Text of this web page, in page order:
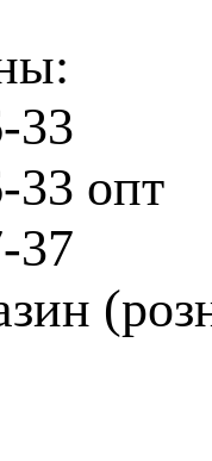
33
33 опт
37